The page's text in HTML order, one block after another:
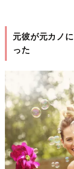
元彼が元カノ
った